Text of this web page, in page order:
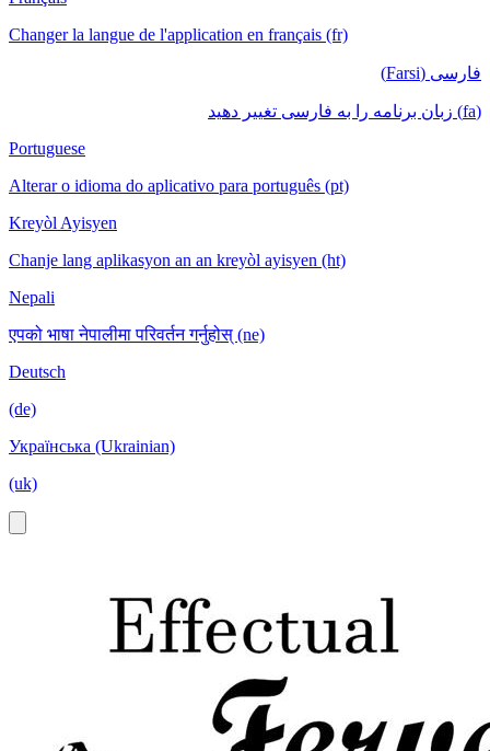
Changer la langue de l'application en français (fr)
فارسی (Farsi)
(fa) زبان برنامه را به فارسی تغییر دهید
Portuguese
Alterar o idioma do aplicativo para português (pt)
Kreyòl Ayisyen
Chanje lang aplikasyon an an kreyòl ayisyen (ht)
Nepali
एपको भाषा नेपालीमा परिवर्तन गर्नुहोस् (ne)
Deutsch
(de)
Українська (Ukrainian)
(uk)